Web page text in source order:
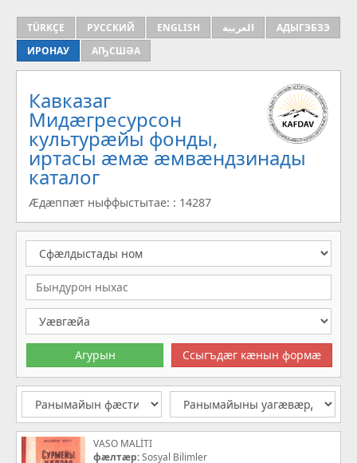
TÜRKÇE РУССКИЙ ENGLISH العربية
АДЫГЭБЗЭ
ИРОНАУ
АҦСШӘА
Кавказаг
Мидæгресурсон
культурæйы фонды,
иртасы æмæ æмвæндзинады
каталог
Æдæппæт ныффыстытае: : 14287
VASO MALİTI
фæлтæр:Sosyal Bilimler